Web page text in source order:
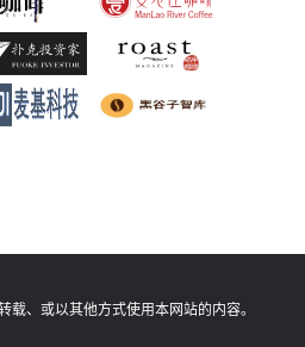
、或以其他方式使用本网站的内容。